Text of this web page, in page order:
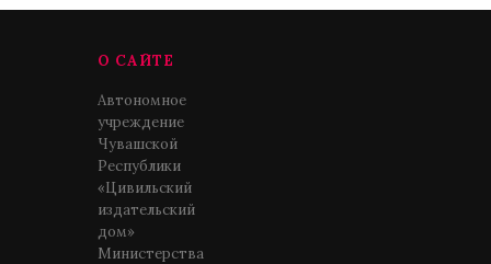
О САЙТЕ
Автономное
учреждение
Чувашской
Республики
«Цивильский
издательский
дом»
Министерства